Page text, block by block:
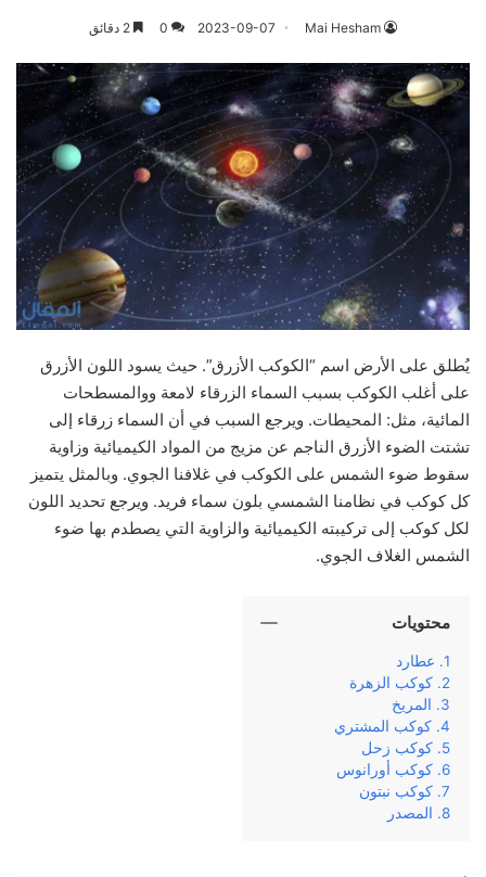
Mai Hesham
2023-09-07
0
يُطلق على الأرض اسم “الكوكب الأزرق”. حيث يسود اللون الأزرق
على أغلب الكوكب بسبب السماء الزرقاء لامعة ووالمسطحات
المائية، مثل: المحيطات. ويرجع السبب في أن السماء زرقاء إلى
تشتت الضوء الأزرق الناجم عن مزيج من المواد الكيميائية وزاوية
سقوط ضوء الشمس على الكوكب في غلافنا الجوي. وبالمثل يتميز
كل كوكب في نظامنا الشمسي بلون سماء فريد. ويرجع تحديد اللون
لكل كوكب إلى تركيبته الكيميائية والزاوية التي يصطدم بها ضوء
الشمس الغلاف الجوي.
محتويات
عطارد
كوكب الزهرة
المريخ
كوكب المشتري
كوكب زحل
كوكب أورانوس
كوكب نبتون
المصدر